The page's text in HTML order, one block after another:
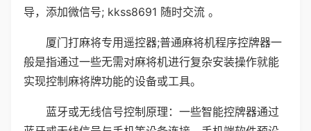
导，添加微信号; kkss8691 随时交流 。
厦门打麻将专用遥控器;普通麻将机程序控牌器一
般是指通过一些无需对麻将机进行复杂安装操作就能
实现控制麻将牌功能的设备或工具。
蓝牙或无线信号控制原理：一些智能控牌器通过